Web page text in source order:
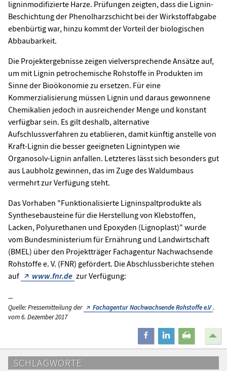
ligninmodifizierte Harze. Prüfungen zeigten, dass die Lignin-
Beschichtung der Phenolharzschicht bei der Wirkstoffabgabe
ebenbürtig war, hinzu kommt der Vorteil der biologischen
Abbaubarkeit.
Die Projektergebnisse zeigen vielversprechende Ansätze auf,
um mit Lignin petrochemische Rohstoffe in Produkten im
Sinne der Bioökonomie zu ersetzen. Für eine
Kommerzialisierung müssen Lignin und daraus gewonnene
Chemikalien jedoch in ausreichender Menge und konstant
verfügbar sein. Es gilt deshalb, alternative
Aufschlussverfahren zu etablieren, damit künftig anstelle von
Kraft-Lignin die besser geeigneten Lignintypen wie
Organosolv-Lignin anfallen. Letzteres lässt sich besonders gut
aus Laubholz gewinnen, das im Zuge des Waldumbaus
vermehrt zur Verfügung steht.
Das Vorhaben "Funktionalisierte Ligninspaltprodukte als
Synthesebausteine für die Herstellung von Klebstoffen,
Lacken, Polyurethanen und Epoxyden (Lignoplast)" wurde
vom Bundesministerium für Ernährung und Landwirtschaft
(BMEL) über den Projektträger Fachagentur Nachwachsende
Rohstoffe e. V. (FNR) gefördert. Die Abschlussberichte stehen
auf
www.fnr.de zur Verfügung:
Quelle: Pressemitteilung der Fachagentur Nachwachsende Rohstoffe e.V.
vom 6. Dezember 2017
teilen mitteilendrucken
SCHLAGWORTE